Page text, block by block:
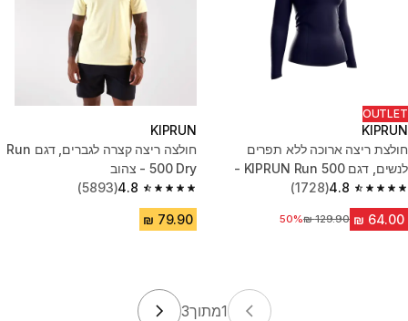
OUTLET
KIPRUN
חולצת ריצה ארוכה ללא תפרים
לנשים, דגם KIPRUN Run 500 -
כחול
4.8
4.8 out of 5 stars from 1728 reviews
(1728)
מחיר לפני הנחה‏129.90 ₪
50%
KIPRUN
חולצה ריצה קצרה לגברים, דגם Run
500 Dry - צהוב
4.8
4.8 out of 5 stars from 5893 reviews
(5893)
1מתוך3